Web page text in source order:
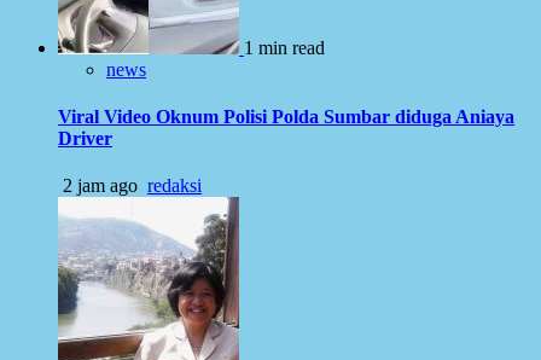
1 min read
news
Viral Video Oknum Polisi Polda Sumbar diduga Aniaya
Driver
2 jam ago redaksi